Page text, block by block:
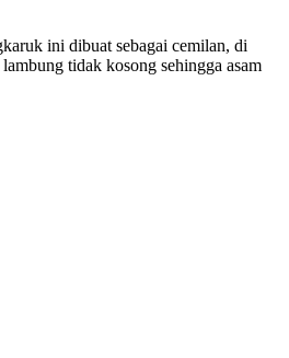
ini dibuat sebagai cemilan, di
tidak kosong sehingga asam